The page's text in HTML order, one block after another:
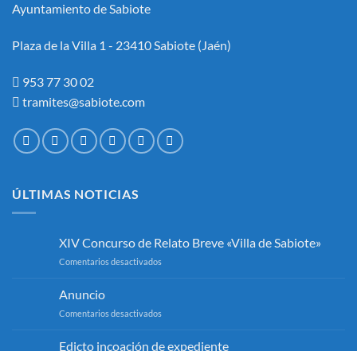
Ayuntamiento de Sabiote
Plaza de la Villa 1 - 23410 Sabiote (Jaén)
953 77 30 02
tramites@sabiote.com
ÚLTIMAS NOTICIAS
XIV Concurso de Relato Breve «Villa de Sabiote»
Comentarios desactivados
Relato
Anuncio
Comentarios desactivados
Edicto incoación de expediente